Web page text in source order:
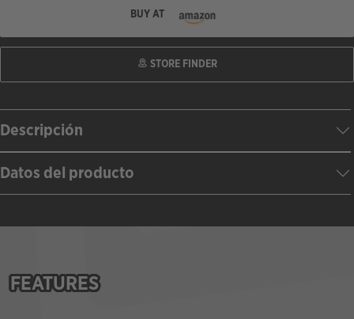
BUY AT
STORE FINDER
Descripción
Datos del producto
FEATURES